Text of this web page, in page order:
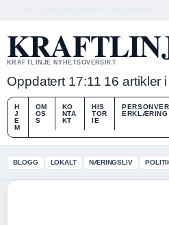
KRAFTLINJE NYHETSOVERSIKT
Oppdatert 17:11 16 artikler
H
J
E
M
OM
OS
S
KO
NTA
KT
HIS
TOR
IE
ERKLÆRING
BLOGG LOKALT NÆRINGSLIV